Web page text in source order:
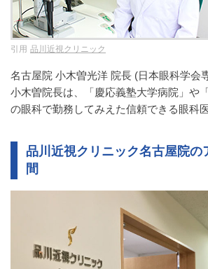
引用 品川近視クリニック
名古屋院 小木曽光洋 院長 (日本眼科学会
小木曽院長は、「慶応義塾大学病院」や
の眼科で勤務してみえた信頼できる眼科医
品川近視クリニック名古屋院の
間